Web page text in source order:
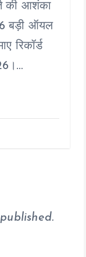
की आशंका
बड़ी ऑयल
रिकॉर्ड